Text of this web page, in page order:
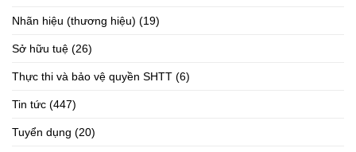
Nhãn hiệu (thương hiệu) (19)
Sở hữu tuệ (26)
Thực thi và bảo vệ quyền SHTT (6)
Tin tức (447)
Tuyển dụng (20)